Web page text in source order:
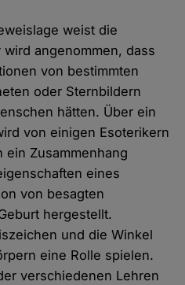
weist die
angenommen, dass
von bestimmten
oder Sternbildern
hätten. Über ein
von einigen Esoterikern
ein Zusammenhang
eines
von besagten
hergestellt.
und die Winkel
eine Rolle spielen.
verschiedenen Lehren